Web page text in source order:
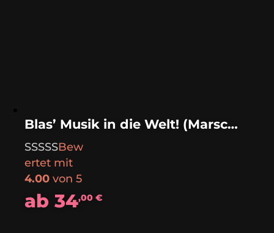
Blas’ Musik in die Welt! (Marsch)
Bew
ertet mit
4.00 von 5
ab34,00€